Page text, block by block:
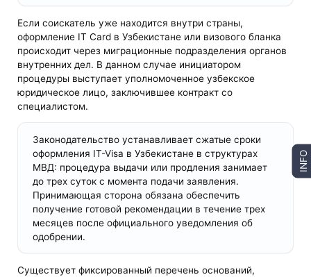
Если соискатель уже находится внутри страны,
оформление IT Card в Узбекистане или визового бланка
происходит через миграционные подразделения органов
внутренних дел. В данном случае инициатором
процедуры выступает уполномоченное узбекское
юридическое лицо, заключившее контракт со
специалистом.
Законодательство устанавливает сжатые сроки
оформления IT-Visa в Узбекистане в структурах
МВД: процедура выдачи или продления занимает
до трех суток с момента подачи заявления.
Принимающая сторона обязана обеспечить
получение готовой рекомендации в течение трех
месяцев после официального уведомления об
одобрении.
Существует фиксированный перечень оснований,
INFO